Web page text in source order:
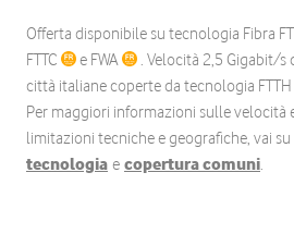
Offerta disponibile su tecnologia Fibra
FTTC
e FWA
. Velocità 2,5 Gigabit/
città italiane coperte da tecnologia FTTH
Per maggiori informazioni sulle velocità
limitazioni tecniche e geografiche, vai su
tecnologia e copertura comuni.